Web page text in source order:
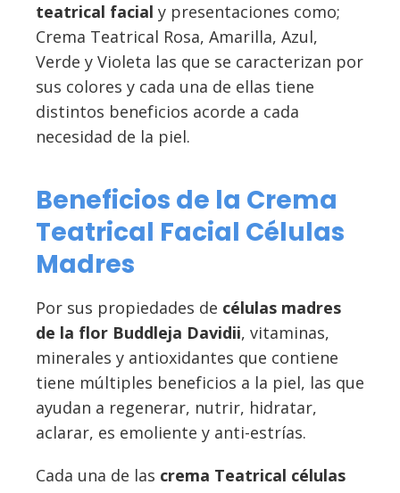
teatrical facial y presentaciones como;
Crema Teatrical Rosa, Amarilla, Azul,
Verde y Violeta las que se caracterizan por
sus colores y cada una de ellas tiene
distintos beneficios acorde a cada
necesidad de la piel.
Beneficios de la Crema
Teatrical Facial Células
Madres
Por sus propiedades de células madres
de la flor Buddleja Davidii, vitaminas,
minerales y antioxidantes que contiene
tiene múltiples beneficios a la piel, las que
ayudan a regenerar, nutrir, hidratar,
aclarar, es emoliente y anti-estrías.
Cada una de las crema Teatrical células